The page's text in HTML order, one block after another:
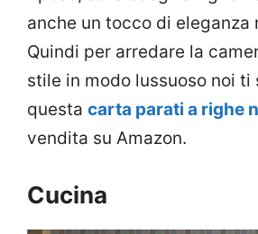
anche un tocco di eleganza
Quindi per arredare la
stile in modo lussuoso noi ti
questa carta parati a righe
vendita su Amazon.
Cucina